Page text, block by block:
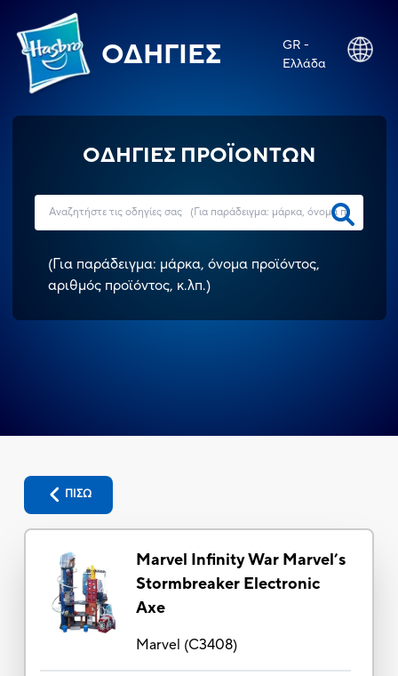
ΟΔΗΓΊΕΣ
GR -
Ελλάδα
ΟΔΗΓΙΕΣ ΠΡΟΪΟΝΤΩΝ
(Για παράδειγμα: μάρκα, όνομα προϊόντος,
αριθμός προϊόντος, κ.λπ.)
ΠΙΣΩ
Marvel Infinity War Marvel’s
Stormbreaker Electronic
Axe
Marvel (C3408)